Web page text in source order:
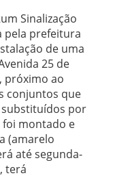
Sinalização
pela prefeitura
de uma
25 de
próximo ao
conjuntos que
por
foi montado e
(amarelo
até segunda-
terá